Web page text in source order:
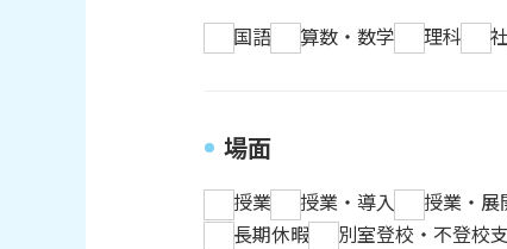
国語 算数・数学 理科
場面
授業 授業・導入 授業・展
長期休暇
別室登校・不登校